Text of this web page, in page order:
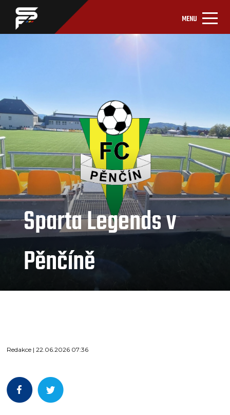
MENU
Sparta Legends v
Pěnčíně
Redakce | 22.06.2026 07:36